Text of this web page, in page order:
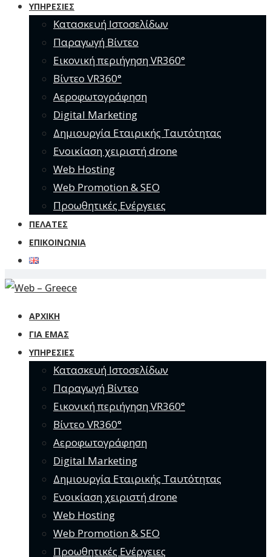
ΥΠΗΡΕΣΊΕΣ
Κατασκευή Ιστοσελίδων
Παραγωγή Βίντεο
Εικονική περιήγηση VR360°
Βίντεο VR360°
Αεροφωτογράφηση
Digital Marketing
Δημιουργία Εταιρικής Ταυτότητας
Ενοικίαση χειριστή drone
Web Hosting
Web Promotion & SEO
Προωθητικές Ενέργειες
ΠΕΛΆΤΕΣ
ΕΠΙΚΟΙΝΩΝΊΑ
ΑΡΧΙΚΗ
ΓΙΑ ΕΜΆΣ
ΥΠΗΡΕΣΊΕΣ
Κατασκευή Ιστοσελίδων
Παραγωγή Βίντεο
Εικονική περιήγηση VR360°
Βίντεο VR360°
Αεροφωτογράφηση
Digital Marketing
Δημιουργία Εταιρικής Ταυτότητας
Ενοικίαση χειριστή drone
Web Hosting
Web Promotion & SEO
Προωθητικές Ενέργειες